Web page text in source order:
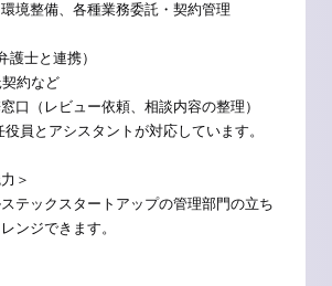
境整備、各種業務委託・契約管理
護士と連携）
契約など
口（レビュー依頼、相談内容の整理）
員とアシスタントが対応しています。
＞
テックスタートアップの管理部門の立ち
ンジできます。